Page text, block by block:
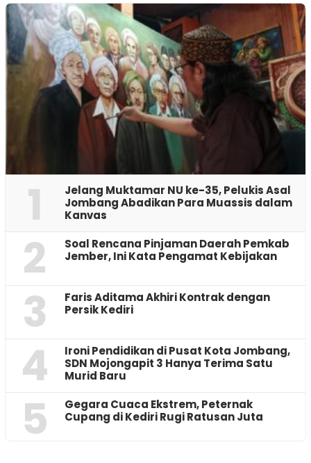
1
Jelang Muktamar NU ke-35, Pelukis Asal
Jombang Abadikan Para Muassis dalam
Kanvas
2
‎Soal Rencana Pinjaman Daerah Pemkab
Jember, Ini Kata Pengamat Kebijakan ‎
3
Faris Aditama Akhiri Kontrak dengan
Persik Kediri
4
Ironi Pendidikan di Pusat Kota Jombang,
SDN Mojongapit 3 Hanya Terima Satu
Murid Baru
5
‎Gegara Cuaca Ekstrem, Peternak
Cupang di Kediri Rugi Ratusan Juta